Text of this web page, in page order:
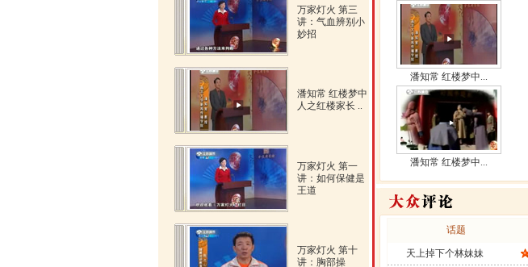
万家灯火 第三
讲：气血辨别小
妙招
潘知常 红楼梦中
人之红楼家长 ..
万家灯火 第一
讲：如何保健是
王道
万家灯火 第十
讲：胸部操
潘知常 红楼梦中...
潘知常 红楼梦中...
话题
天上掉下个林妹妹